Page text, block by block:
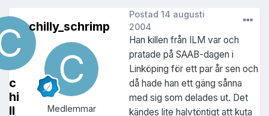
c
hi
ll
chilly_schrimp
Medlemmar
Postad 14 augusti
2004
Han killen från ILM var och
pratade på SAAB-dagen i
Linköping för ett par år sen och
då hade han ett gäng sånna
med sig som delades ut. Det
kändes lite halvtöntigt att kuta